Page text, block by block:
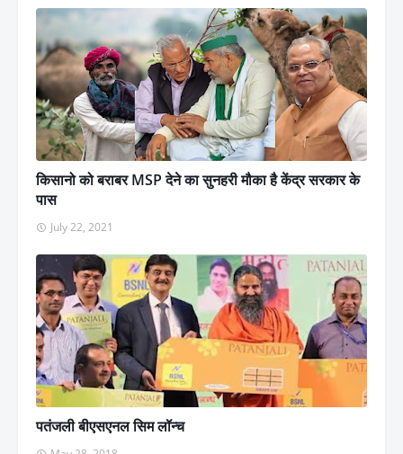
किसानो को बराबर MSP देने का सुनहरी मौका है केंद्र सरकार के
पास
July 22, 2021
पतंजली बीएसएनल सिम लॉन्च